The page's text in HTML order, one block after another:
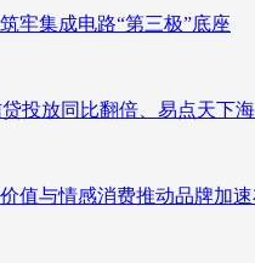
牢集成电路“第三极”底座
贷投放同比翻倍、易点天下
值与情感消费推动品牌加